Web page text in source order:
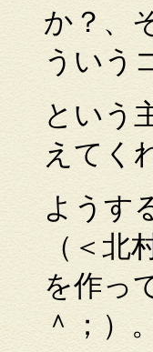
か？、
ういう
という
えてく
ようす
（＜
を作っ
＾；）。